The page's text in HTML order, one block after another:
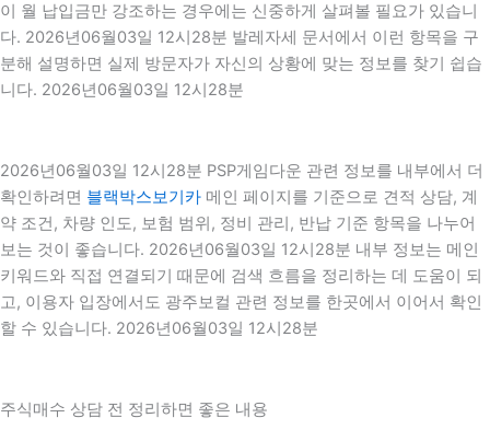
이 월 납입금만 강조하는 경우에는 신중하게 살펴볼 필요가 있습니
다. 2026년06월03일 12시28분 발레자세 문서에서 이런 항목을 구
분해 설명하면 실제 방문자가 자신의 상황에 맞는 정보를 찾기 쉽습
니다. 2026년06월03일 12시28분
2026년06월03일 12시28분 PSP게임다운 관련 정보를 내부에서 더
확인하려면 블랙박스보기카 메인 페이지를 기준으로 견적 상담, 계
약 조건, 차량 인도, 보험 범위, 정비 관리, 반납 기준 항목을 나누어
보는 것이 좋습니다. 2026년06월03일 12시28분 내부 정보는 메인
키워드와 직접 연결되기 때문에 검색 흐름을 정리하는 데 도움이 되
고, 이용자 입장에서도 광주보컬 관련 정보를 한곳에서 이어서 확인
할 수 있습니다. 2026년06월03일 12시28분
주식매수 상담 전 정리하면 좋은 내용